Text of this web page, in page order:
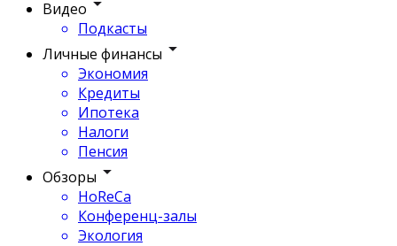
Видео
Подкасты
Личные финансы
Экономия
Кредиты
Ипотека
Налоги
Пенсия
Обзоры
HoReCa
Конференц-залы
Экология